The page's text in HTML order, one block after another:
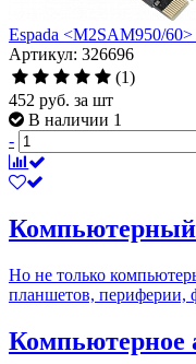
Espada <M2SAM950/
Артикул: 326696
(1)
452 руб. за шт
В наличии 1
-
Компьютерный
Но не только
планшетов, периферии,
Компьютерное